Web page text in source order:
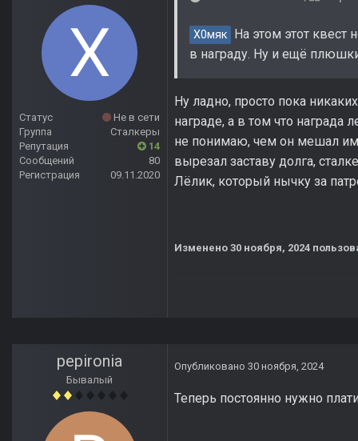
Статус
Не в сети
Группа
Сталкеры
Репутация
14
Сообщений
80
Регистрация
09.11.2020
Х0мяк
На этом этот квест
в награду. Ну и ещё
Ну ладно, просто пока
награде, а в том что награда
не понимаю, чем он мешал
вырезал заставу долга,
Лёлик, который нычку за
Изменено 30 ноября, 2024
pepironia
Бывалый
Опубликовано 30 ноября, 2024
Теперь постоянно нужно